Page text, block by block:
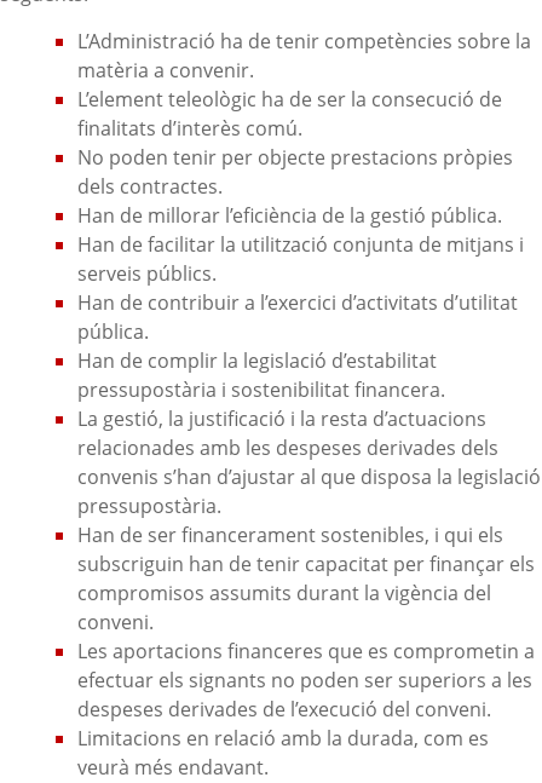
L’Administració ha de tenir competències sobre la
matèria a convenir.
L’element teleològic ha de ser la consecució de
finalitats d’interès comú.
No poden tenir per objecte prestacions pròpies
dels contractes.
Han de millorar l’eficiència de la gestió pública.
Han de facilitar la utilització conjunta de mitjans i
serveis públics.
Han de contribuir a l’exercici d’activitats d’utilitat
pública.
Han de complir la legislació d’estabilitat
pressupostària i sostenibilitat financera.
La gestió, la justificació i la resta d’actuacions
relacionades amb les despeses derivades dels
convenis s’han d’ajustar al que disposa la legislació
pressupostària.
Han de ser financerament sostenibles, i qui els
subscriguin han de tenir capacitat per finançar els
compromisos assumits durant la vigència del
conveni.
Les aportacions financeres que es comprometin a
efectuar els signants no poden ser superiors a les
despeses derivades de l’execució del conveni.
Limitacions en relació amb la durada, com es
veurà més endavant.